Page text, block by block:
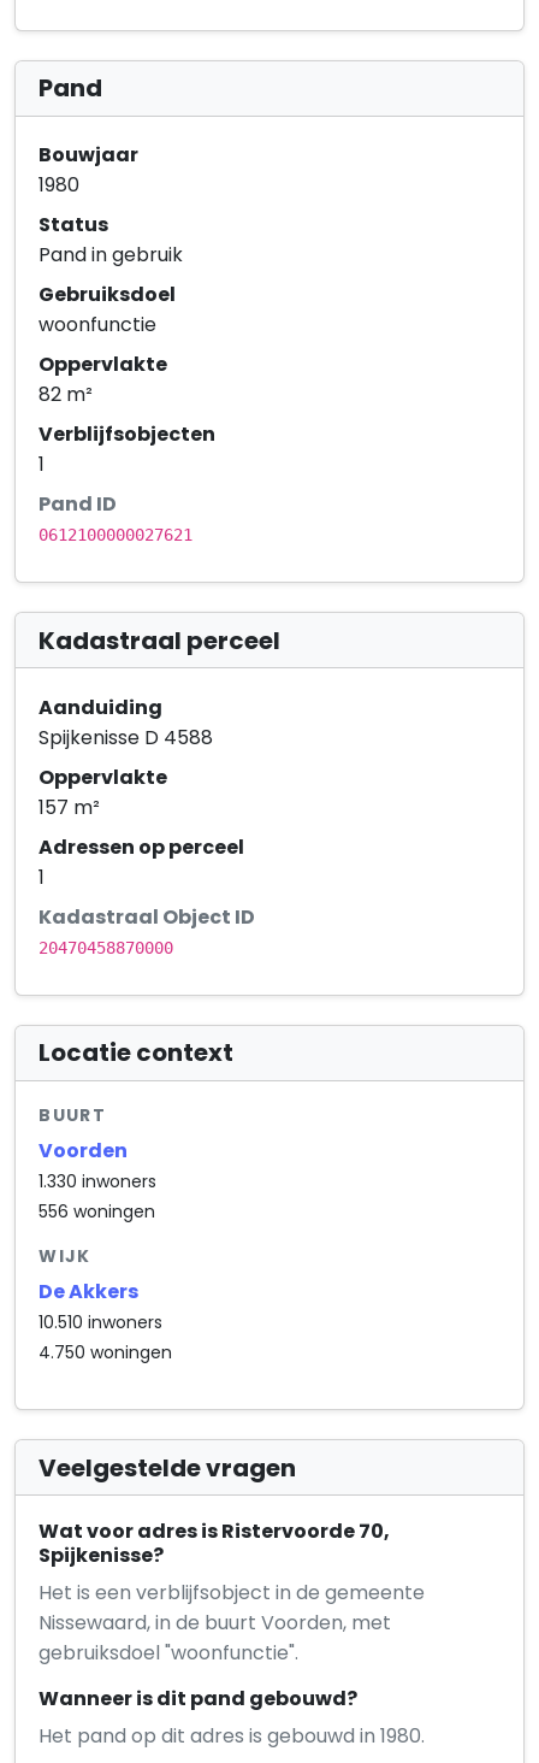
Pand
Bouwjaar
1980
Status
Pand in gebruik
Gebruiksdoel
woonfunctie
Oppervlakte
82 m²
Verblijfsobjecten
1
Pand ID
0612100000027621
Kadastraal perceel
Aanduiding
Spijkenisse D 4588
Oppervlakte
157 m²
Adressen op perceel
1
Kadastraal Object ID
20470458870000
Locatie context
BUURT
Voorden
1.330 inwoners
556 woningen
WIJK
De Akkers
10.510 inwoners
4.750 woningen
Veelgestelde vragen
Wat voor adres is Ristervoorde 70,
Spijkenisse?
Het is een verblijfsobject in de gemeente
Nissewaard, in de buurt Voorden, met
gebruiksdoel "woonfunctie".
Wanneer is dit pand gebouwd?
Het pand op dit adres is gebouwd in 1980.